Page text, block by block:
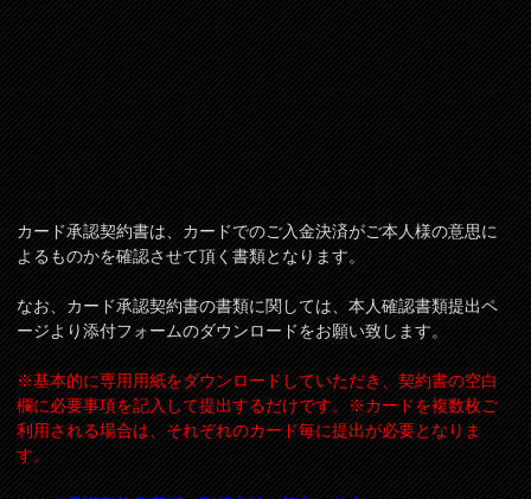
カード承認契約書は、カードでのご入金決済がご本人様の意思に
よるものかを確認させて頂く書類となります。
なお、カード承認契約書の書類に関しては、本人確認書類提出ペ
ージより添付フォームのダウンロードをお願い致します。
※基本的に専用用紙をダウンロードしていただき、契約書の空白
欄に必要事項を記入して提出するだけです。※カードを複数枚ご
利用される場合は、それぞれのカード毎に提出が必要となりま
す。